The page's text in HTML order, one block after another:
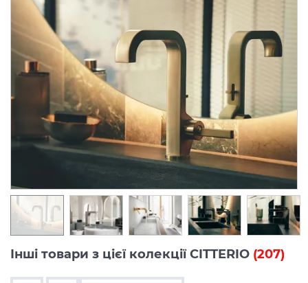
Інші товари з цієї колекції CITTERIO (207)